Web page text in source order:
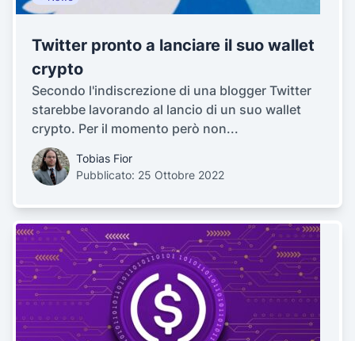
Twitter pronto a lanciare il suo wallet
crypto
Secondo l'indiscrezione di una blogger Twitter
starebbe lavorando al lancio di un suo wallet
crypto. Per il momento però non...
Tobias Fior
Pubblicato: 25 Ottobre 2022